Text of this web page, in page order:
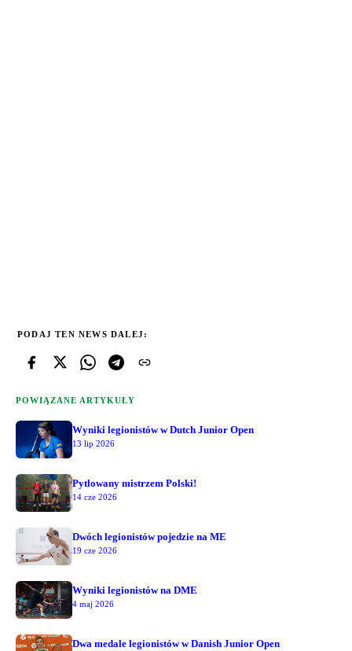
PODAJ TEN NEWS DALEJ:
POWIĄZANE ARTYKUŁY
Wyniki legionistów w Dutch Junior Open
13 lip 2026
Pytlowany mistrzem Polski!
14 cze 2026
Dwóch legionistów pojedzie na ME
19 cze 2026
Wyniki legionistów na DME
4 maj 2026
Dwa medale legionistów w Danish Junior Open